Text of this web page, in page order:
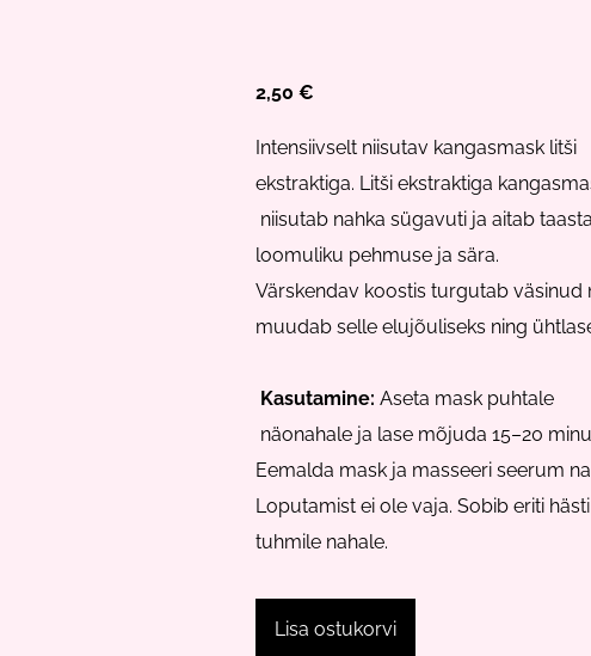
2,50 €
Intensiivselt niisutav kangasmask litši
ekstraktiga. Litši ekstraktiga
niisutab nahka sügavuti ja aitab
loomuliku pehmuse ja sära.
Värskendav koostis turgutab väsinud
muudab selle elujõuliseks ning
Kasutamine: Aseta mask puhtale
näonahale ja lase mõjuda 15–20
Eemalda mask ja masseeri seerum
Loputamist ei ole vaja. Sobib eriti hästi
tuhmile nahale.
Lisa ostukorvi